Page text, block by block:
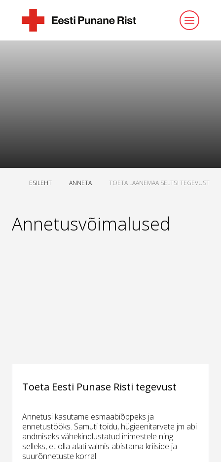
ESILEHT ANNETA TOETA LAANEMAA SELTSI TEGEVUST
Annetusvõimalused
Toeta Eesti Punase Risti tegevust
Annetusi kasutame esmaabiõppeks ja
ennetustööks. Samuti toidu, hügieenitarvete jm abi
andmiseks vähekindlustatud inimestele ning
selleks, et olla alati valmis abistama kriiside ja
suurõnnetuste korral.